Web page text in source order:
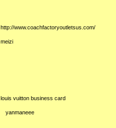
http://www.coachfactoryoutletsus.com/
meizi
louis vuitton business card
yanmaneee